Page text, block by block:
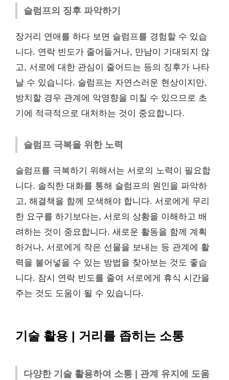
슬럼프의 징후 파악하기
장거리 연애를 하다 보면 슬럼프를 경험할 수 있습
니다. 연락 빈도가 줄어들거나, 만남이 기대되지 않
고, 서로에 대한 관심이 줄어드는 등의 징후가 나타
날 수 있습니다. 슬럼프는 자연스러운 현상이지만,
방치할 경우 관계에 악영향을 미칠 수 있으므로 초
기에 적극적으로 대처하는 것이 중요합니다.
슬럼프 극복을 위한 노력
슬럼프를 극복하기 위해서는 서로의 노력이 필요합
니다. 솔직한 대화를 통해 슬럼프의 원인을 파악하
고, 해결책을 함께 모색해야 합니다. 서로에게 무리
한 요구를 하기보다는, 서로의 상황을 이해하고 배
려하는 것이 중요합니다. 새로운 활동을 함께 계획
하거나, 서로에게 작은 선물을 보내는 등 관계에 활
력을 불어넣을 수 있는 방법을 찾아보는 것도 좋습
니다. 잠시 연락 빈도를 줄여 서로에게 휴식 시간을
주는 것도 도움이 될 수 있습니다.
기술 활용 | 거리를 좁히는 소통
다양한 기술 활용하여 소통 | 관계 유지에 도움